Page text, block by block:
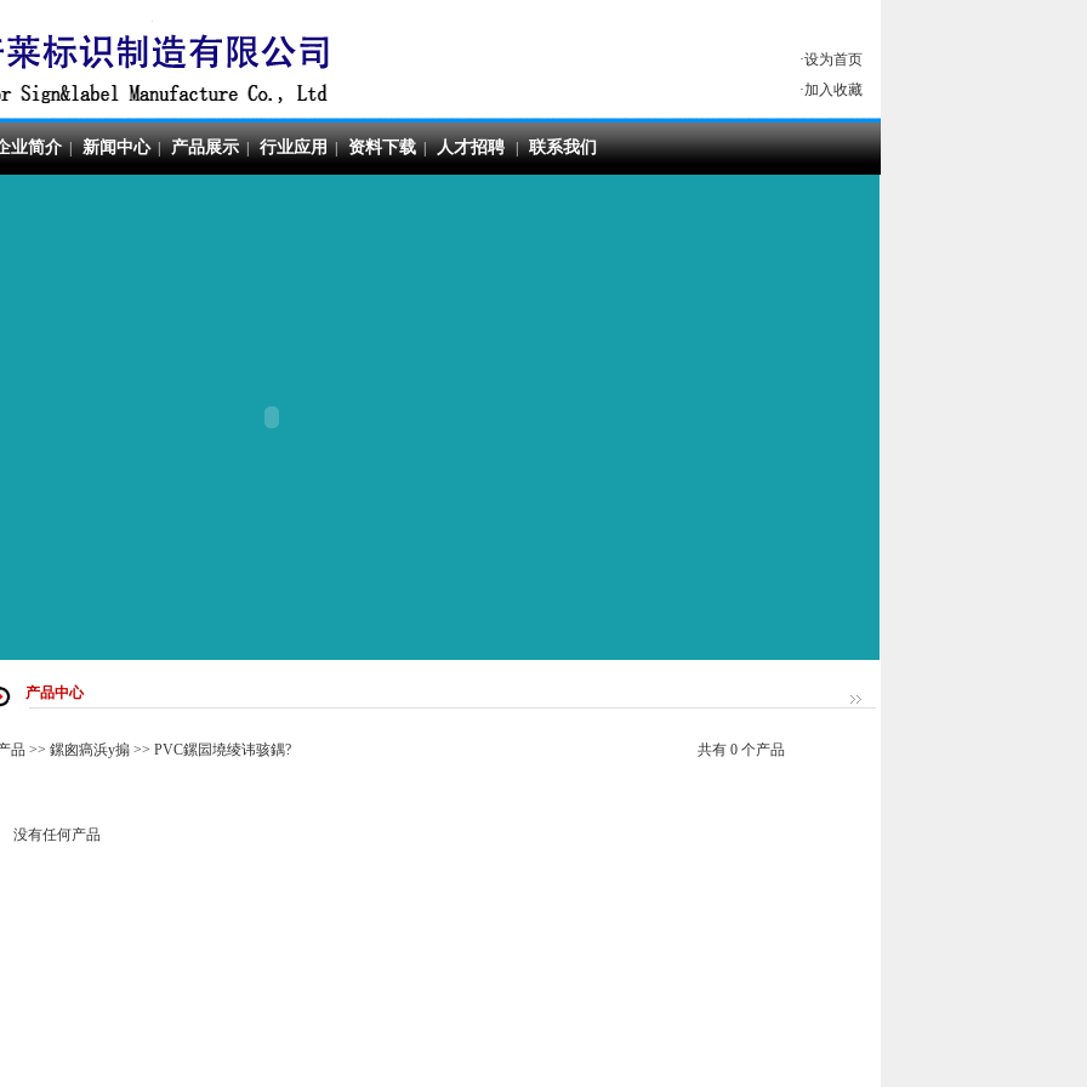
·设为首页
·加入收藏
业简介|新闻中心|产品展示|行业应用|资料下载|人才招聘|联系我们
产品中心
品 >> 鏍囪瘑浜у搧>> PVC鏍囩墝绫讳骇鍝? 共有 0 个产品
没有任何产品